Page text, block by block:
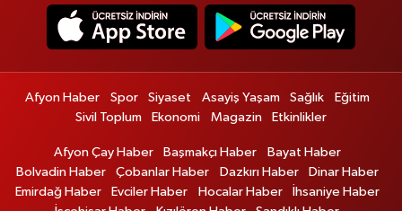
Afyon Haber Spor Siyaset Asayiş Yaşam Sağlık
Eğitim
Sivil Toplum
Ekonomi Magazin Etkinlikler
Afyon Çay Haber Başmakçı Haber
Bayat Haber
Bolvadin Haber
Çobanlar Haber Dazkırı Haber
Dinar Haber
Emirdağ Haber
Evciler Haber Hocalar Haber
İhsaniye Haber